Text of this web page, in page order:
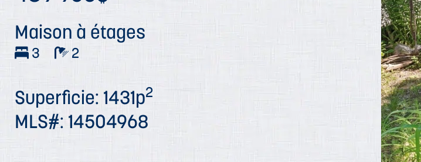
Maison à étages
3 2
Superficie: 1431p2
MLS#: 14504968